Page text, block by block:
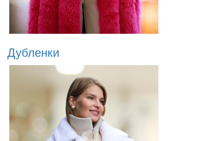
Дубленки